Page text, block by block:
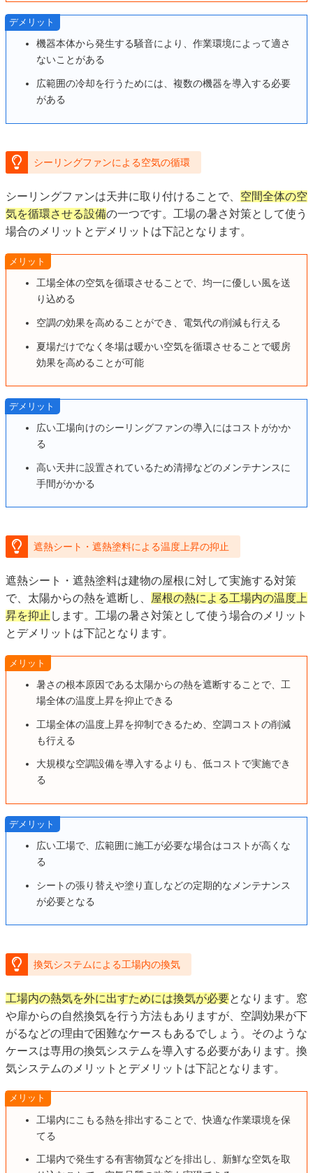
デメリット
機器本体から発生する騒音により、作業環境によって適さ
ないことがある
広範囲の冷却を行うためには、複数の機器を導入する必要
がある
シーリングファンによる空気の循環
シーリングファンは天井に取り付けることで、 空間全体の空
気を循環させる設備の一つです。工場の暑さ対策として使う
場合のメリットとデメリットは下記となります。
メリット
工場全体の空気を循環させることで、均一に優しい風を送
り込める
空調の効果を高めることができ、電気代の削減も行える
夏場だけでなく冬場は暖かい空気を循環させることで暖房
効果を高めることが可能
デメリット
広い工場向けのシーリングファンの導入にはコストがかか
る
高い天井に設置されているため清掃などのメンテナンスに
手間がかかる
遮熱シート・遮熱塗料による温度上昇の抑止
遮熱シート・遮熱塗料は建物の屋根に対して実施する対策
で、太陽からの熱を遮断し、
屋根の熱による工場内の温度上
昇を抑止 します。工場の暑さ対策として使う場合のメリット
とデメリットは下記となります。
メリット
暑さの根本原因である太陽からの熱を遮断することで、工
場全体の温度上昇を抑止できる
工場全体の温度上昇を抑制できるため、空調コストの削減
も行える
大規模な空調設備を導入するよりも、低コストで実施でき
る
デメリット
広い工場で、広範囲に施工が必要な場合はコストが高くな
る
シートの張り替えや塗り直しなどの定期的なメンテナンス
が必要となる
換気システムによる工場内の換気
工場内の熱気を外に出すためには換気が必要となります。窓
や扉からの自然換気を行う方法もありますが、空調効果が下
がるなどの理由で困難なケースもあるでしょう。そのような
ケースは専用の換気システムを導入する必要があります。換
気システムのメリットとデメリットは下記となります。
メリット
工場内にこもる熱を排出することで、快適な作業環境を保
てる
工場内で発生する有害物質などを排出し、新鮮な空気を取